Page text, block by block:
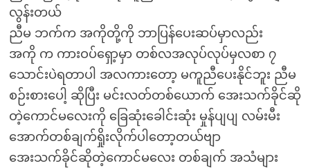
လွန်းတယ်
ညီမ ဘက်က အကိုတို့ကို ဘာပြန်ပေးဆပ်မှာလည်း
အကို က ကားဝပ်ရှော့မှာ တစ်လအလုပ်လုပ်မှလစာ ၇
သောင်းပဲရတာပါ အလကားတော့ မကူညီပေးနိုင်ဘူး ညီမ
စဉ်းစားပေါ့ ဆိုပြီး မင်းလတ်တစ်ယောက် အေးသက်ခိုင်ဆို
တဲ့ကောင်မလေးကို ခြေဆုံးခေါင်းဆုံး မှုန်ပျပျ လမ်းမီး
အောက်တစ်ချက်ရှိုးလိုက်ပါတော့တယ်ဗျာ
အေးသက်ခိုင်ဆိုတဲ့ကောင်မလေး တစ်ချက် အသံများ